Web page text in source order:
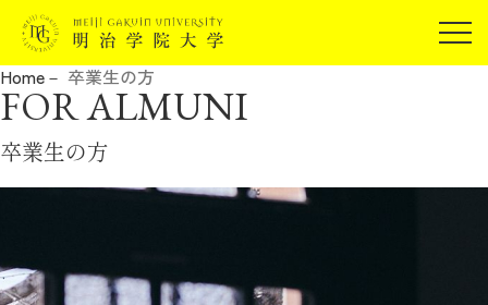
在学生の方
卒業生の方
企業・研究者の方
卒業生の方
保証人の方
Home 卒業生の方
FOR ALMUNI
卒業生の方